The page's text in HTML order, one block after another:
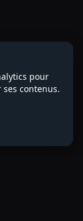
pour
contenus.